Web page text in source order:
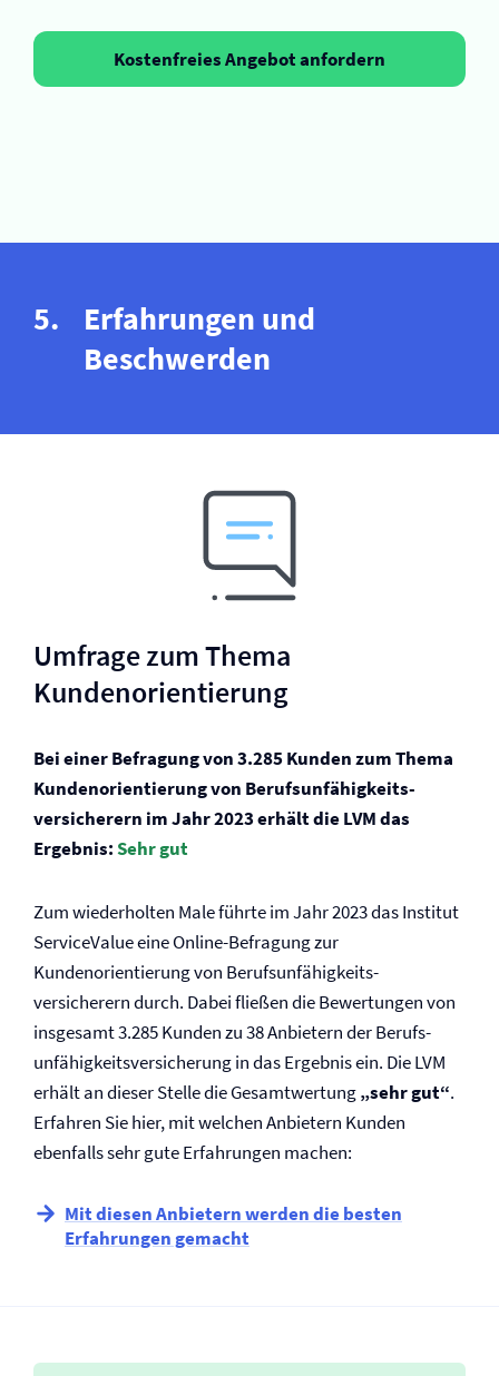
Kostenfreies Angebot anfordern
Erfahrungen und
Beschwerden
Umfrage zum Thema
Kundenorientierung
Bei einer Befragung von 3.285 Kunden zum Thema
Kundenorientierung von Berufs­unfähigkeits­
versicherern im Jahr 2023 erhält die LVM das
Ergebnis:Sehr gut
Zum wiederholten Male führte im Jahr 2023 das Institut
ServiceValue eine Online-Befragung zur
Kundenorientierung von Berufs­unfähigkeits­
versicherern durch. Dabei fließen die Bewertungen von
insgesamt 3.285 Kunden zu 38 Anbietern der Berufs­
unfähigkeits­versicherung in das Ergebnis ein. Die LVM
erhält an dieser Stelle die Gesamtwertung„sehr gut“.
Erfahren Sie hier, mit welchen Anbietern Kunden
ebenfalls sehr gute Erfahrungen machen:
Mit diesen Anbietern werden die besten
Erfahrungen gemacht